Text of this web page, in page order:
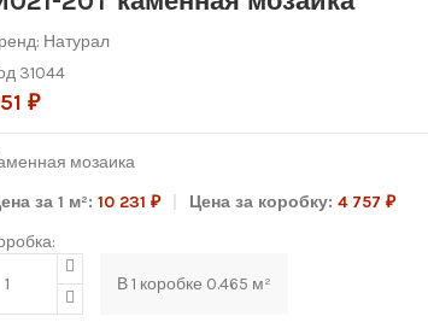
Натурал
31044
₽
мозаика
за 1 м²: 10 231 ₽ Цена за коробку:4 757 ₽
В1 коробке 0.465 м²